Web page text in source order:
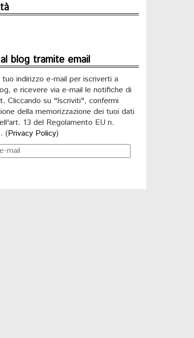
blog tramite email
tuo indirizzo e-mail per iscriverti a
e ricevere via e-mail le notifiche di
Cliccando su "Iscriviti", confermi
della memorizzazione dei tuoi dati
13 del Regolamento EU n.
(Privacy Policy)